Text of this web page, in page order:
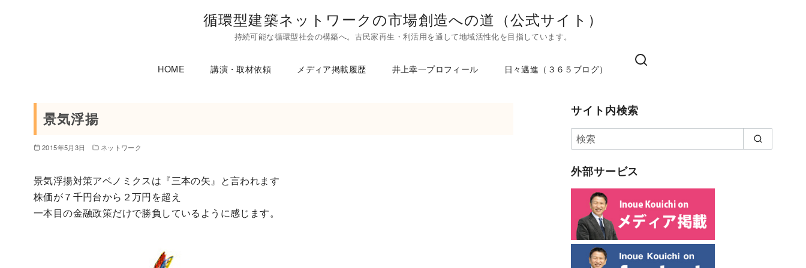
循環型建築ネットワークの市場創造への道（公式サイト）
持続可能な循環型社会の構築へ。古民家再生・利活用を通して地域活性化を目指しています。
HOME 講演・取材依頼 メディア掲載履歴 井上幸一プロフィール 日々邁進（３６５ブログ）
景気浮揚
2015年5月3日 ネットワーク
景気浮揚対策アベノミクスは『三本の矢』と言われます
株価が７千円台から２万円を超え
一本目の金融政策だけで勝負しているように感じます。
サイト内検索
外部サービス